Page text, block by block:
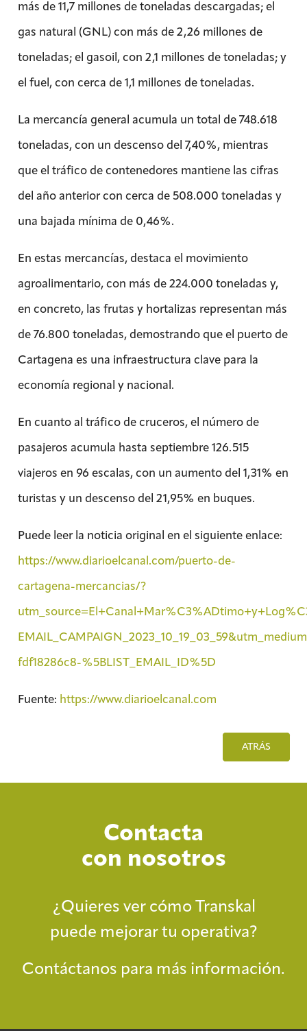
más de 11,7 millones de toneladas descargadas; el
gas natural (GNL) con más de 2,26 millones de
toneladas; el gasoil, con 2,1 millones de toneladas; y
el fuel, con cerca de 1,1 millones de toneladas.
La mercancía general acumula un total de 748.618
toneladas, con un descenso del 7,40%, mientras
que el tráfico de contenedores mantiene las cifras
del año anterior con cerca de 508.000 toneladas y
una bajada mínima de 0,46%.
En estas mercancías, destaca el movimiento
agroalimentario, con más de 224.000 toneladas y,
en concreto, las frutas y hortalizas representan más
de 76.800 toneladas, demostrando que el puerto de
Cartagena es una infraestructura clave para la
economía regional y nacional.
En cuanto al tráfico de cruceros, el número de
pasajeros acumula hasta septiembre 126.515
viajeros en 96 escalas, con un aumento del 1,31% en
turistas y un descenso del 21,95% en buques.
Puede leer la noticia original en el siguiente enlace:
https://www.diarioelcanal.com/puerto-de-
cartagena-mercancias/?
fdf18286c8-%5BLIST_EMAIL_ID%5D
Fuente: https://www.diarioelcanal.com
ATRÁS
Contacta
con nosotros
¿Quieres ver cómo Transkal
puede mejorar tu operativa?
Contáctanos para más información.